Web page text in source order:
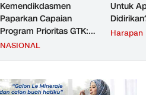
Kemendikdasmen
Paparkan Capaian
Program Prioritas GTK:
Kompetensi Meningkat,
NASIONAL
Untuk
Harapan